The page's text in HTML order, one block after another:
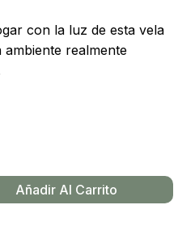
con la luz de esta vela
realmente
Añadir Al Carrito